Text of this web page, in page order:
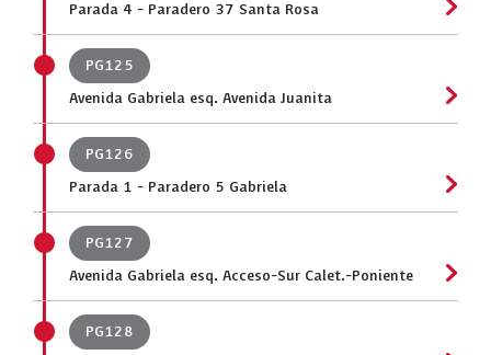
Parada 4 - Paradero 37 Santa Rosa
PG125
Avenida Gabriela esq. Avenida Juanita
PG126
Parada 1 - Paradero 5 Gabriela
PG127
Avenida Gabriela esq. Acceso-Sur Calet.-Poniente
PG128